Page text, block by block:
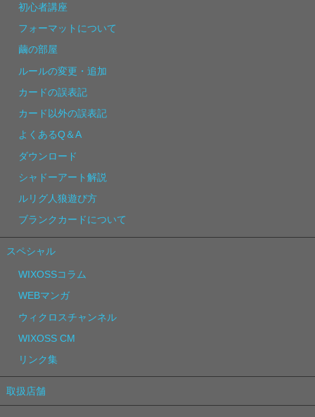
初心者講座
フォーマットについて
繭の部屋
ルールの変更・追加
カードの誤表記
カード以外の誤表記
よくあるQ＆A
ダウンロード
シャドーアート解説
ルリグ人狼遊び方
ブランクカードについて
スペシャル
WIXOSSコラム
WEBマンガ
ウィクロスチャンネル
WIXOSS CM
リンク集
取扱店舗